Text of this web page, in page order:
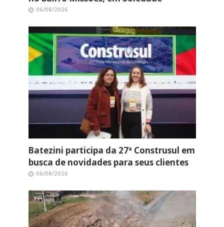
06/08/2026
Batezini participa da 27ª Construsul em
busca de novidades para seus clientes
06/08/2026